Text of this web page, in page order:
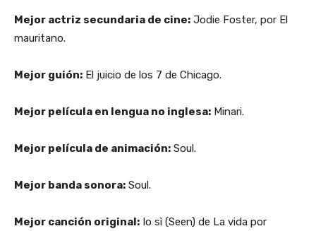
Mejor actriz secundaria de cine: Jodie Foster, por El
mauritano.
Mejor guión: El juicio de los 7 de Chicago.
Mejor película en lengua no inglesa: Minari.
Mejor película de animación: Soul.
Mejor banda sonora: Soul.
Mejor canción original: Io sì (Seen) de La vida por